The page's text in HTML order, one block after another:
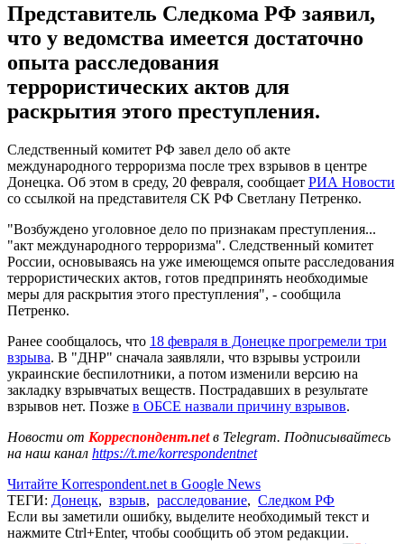
Представитель Следкома РФ заявил,
что у ведомства имеется достаточно
опыта расследования
террористических актов для
раскрытия этого преступления.
Следственный комитет РФ завел дело об акте
международного терроризма после трех взрывов в центре
Донецка. Об этом в среду, 20 февраля, сообщает РИА Новости
со ссылкой на представителя СК РФ Светлану Петренко.
"Возбуждено уголовное дело по признакам преступления...
"акт международного терроризма". Следственный комитет
России, основываясь на уже имеющемся опыте расследования
террористических актов, готов предпринять необходимые
меры для раскрытия этого преступления", - сообщила
Петренко.
Ранее сообщалось, что 18 февраля в Донецке прогремели три
взрыва. В "ДНР" сначала заявляли, что взрывы устроили
украинские беспилотники, а потом изменили версию на
закладку взрывчатых веществ. Пострадавших в результате
взрывов нет. Позже в ОБСЕ назвали причину взрывов.
Новости от Корреспондент.netв Telegram. Подписывайтесь
на наш канал https://t.me/korrespondentnet
Читайте Korrespondent.net в Google News
ТЕГИ: Донецк, взрыв, расследование, Следком РФ
Если вы заметили ошибку, выделите необходимый текст и
нажмите Ctrl+Enter, чтобы сообщить об этом редакции.